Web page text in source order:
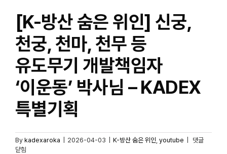
[K-방산 숨은 위인] 신궁,
천궁, 천마, 천무 등
유도무기 개발책임자
‘이운동’ 박사님 – KADEX
특별기획
By kadexaroka 2026-04-03 K-방산 숨은 위인 youtube
[K-
댓글
닫힘